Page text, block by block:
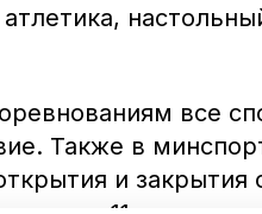
все
Также в
и закрытия